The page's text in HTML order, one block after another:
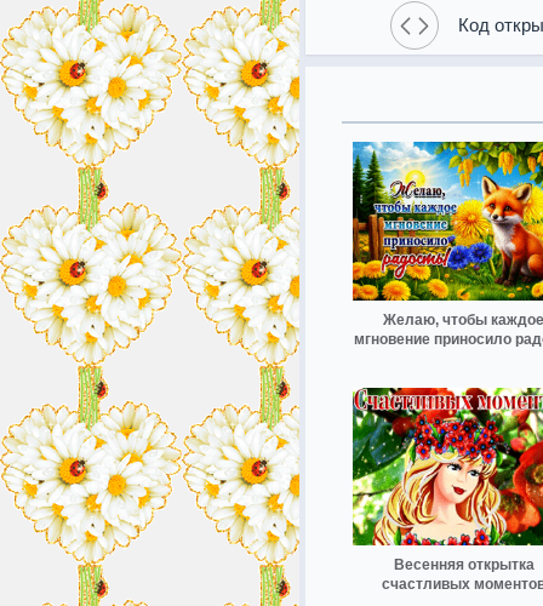
Код
Желаю, чтобы каждое
мгновение приносило
Весенняя открытка
счастливых